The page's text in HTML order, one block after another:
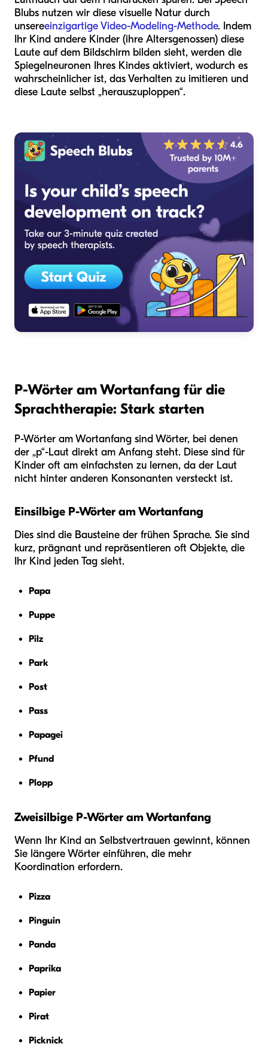
Blubs nutzen wir diese visuelle Natur durch
unsereeinzigartige Video-Modeling-Methode. Indem
Ihr Kind andere Kinder (ihre Altersgenossen) diese
Laute auf dem Bildschirm bilden sieht, werden die
Spiegelneuronen Ihres Kindes aktiviert, wodurch es
wahrscheinlicher ist, das Verhalten zu imitieren und
diese Laute selbst „herauszuploppen“.
P-Wörter am Wortanfang für die
Sprachtherapie: Stark starten
P-Wörter am Wortanfang sind Wörter, bei denen
der „p“-Laut direkt am Anfang steht. Diese sind für
Kinder oft am einfachsten zu lernen, da der Laut
nicht hinter anderen Konsonanten versteckt ist.
Einsilbige P-Wörter am Wortanfang
Dies sind die Bausteine der frühen Sprache. Sie sind
kurz, prägnant und repräsentieren oft Objekte, die
Ihr Kind jeden Tag sieht.
Papa
Puppe
Pilz
Park
Post
Pass
Papagei
Pfund
Plopp
Zweisilbige P-Wörter am Wortanfang
Wenn Ihr Kind an Selbstvertrauen gewinnt, können
Sie längere Wörter einführen, die mehr
Koordination erfordern.
Pizza
Pinguin
Panda
Paprika
Papier
Pirat
Picknick